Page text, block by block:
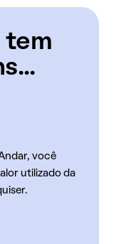
tem
você
utilizado da